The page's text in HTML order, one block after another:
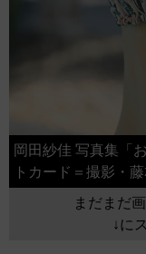
岡田紗佳 写真集「
トカード＝撮影・
まだまだ
↓に